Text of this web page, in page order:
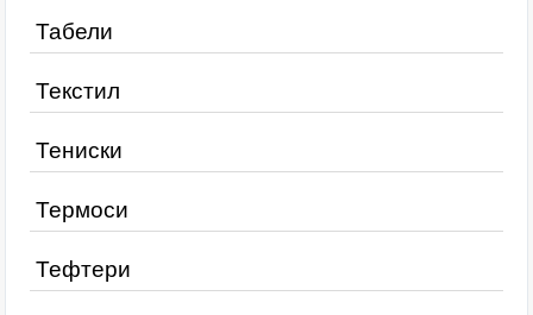
Табели
Текстил
Тениски
Термоси
Тефтери